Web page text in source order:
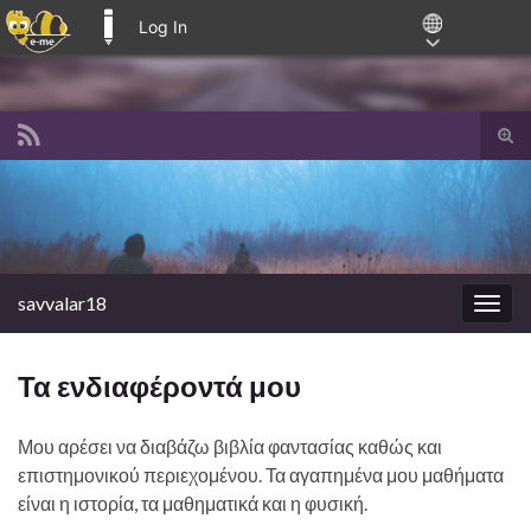
Log In
savvalar18
Τα ενδιαφέροντά μου
Μου αρέσει να διαβάζω βιβλία φαντασίας καθώς και
επιστημονικού περιεχομένου. Τα αγαπημένα μου μαθήματα
είναι η ιστορία, τα μαθηματικά και η φυσική.